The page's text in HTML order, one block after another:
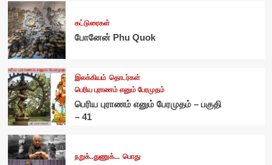
கட்டுரைகள்
போனேன் Phu Quok
இலக்கியம் தொடர்கள்
பெரிய புராணம் எனும் பேரமுதம்
பெரிய புராணம் எனும் பேரமுதம் – பகுதி
– 41
நறுக்..துணுக்... பொது